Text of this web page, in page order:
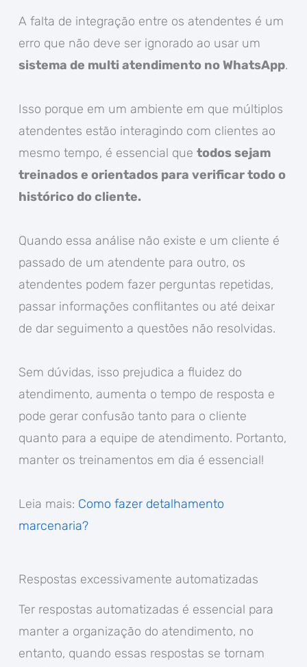
A falta de integração entre os atendentes é um
erro que não deve ser ignorado ao usar um
sistema de multi atendimento no WhatsApp.
Isso porque em um ambiente em que múltiplos
atendentes estão interagindo com clientes ao
mesmo tempo, é essencial que todos sejam
treinados e orientados para verificar todo o
histórico do cliente.
Quando essa análise não existe e um cliente é
passado de um atendente para outro, os
atendentes podem fazer perguntas repetidas,
passar informações conflitantes ou até deixar
de dar seguimento a questões não resolvidas.
Sem dúvidas, isso prejudica a fluidez do
atendimento, aumenta o tempo de resposta e
pode gerar confusão tanto para o cliente
quanto para a equipe de atendimento. Portanto,
manter os treinamentos em dia é essencial!
Leia mais: Como fazer detalhamento
marcenaria?
Respostas excessivamente automatizadas
Ter respostas automatizadas é essencial para
manter a organização do atendimento, no
entanto, quando essas respostas se tornam